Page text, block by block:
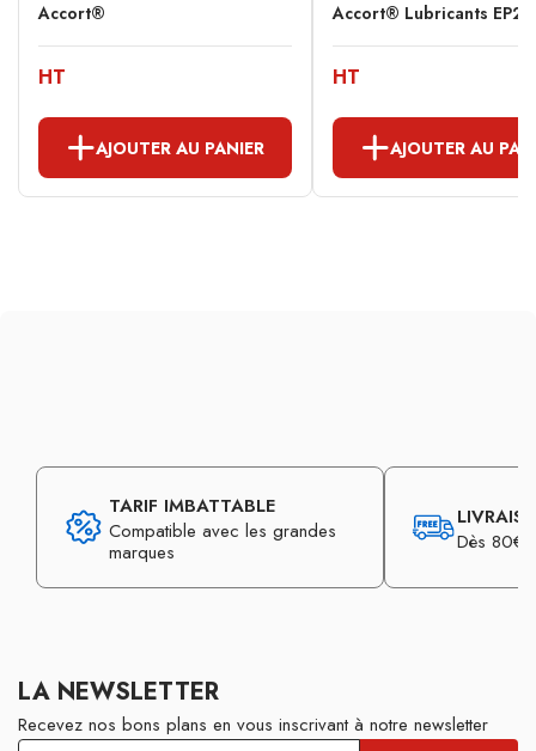
Accort®
HT
AJOUTER AU PANIER
Accort® Lubricants EP2
HT
AJOUTER AU
TARIF IMBATTABLE
Compatible avec les grandes
marques
Dès 80€
LA NEWSLETTER
Recevez nos bons plans en vous inscrivant à notre newsletter